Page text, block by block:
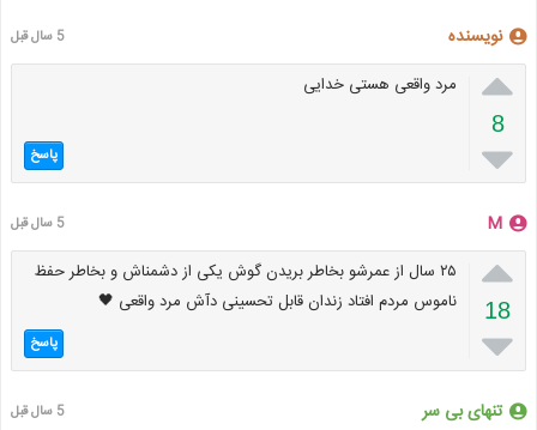
نویسنده 5 سال قبل

8

مرد واقعی هستی خدایی
پاسخ
M 5 سال قبل

18

۲۵ سال از عمرشو بخاطر بریدن گوش یکی از دشمناش و بخاطر حفظ
ناموس مردم افتاد زندان قابل تحسینی دآش مرد واقعی 🖤
پاسخ
تنهای بی سر 5 سال قبل